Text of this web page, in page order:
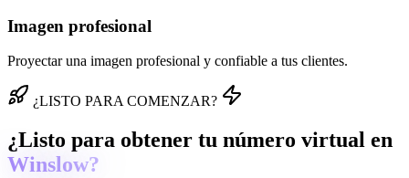
Imagen profesional
Proyectar una imagen profesional y confiable a tus clientes.
¿LISTO PARA COMENZAR?
¿Listo para obtener tu número virtual en
Winslow?